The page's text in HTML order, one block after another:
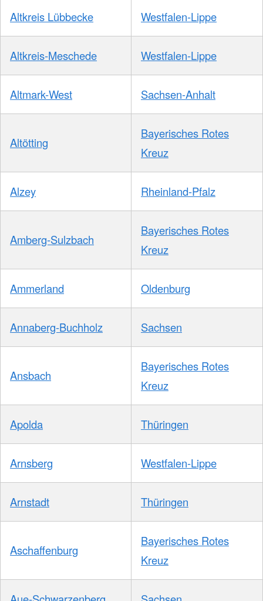
Altkreis Lübbecke Westfalen-Lippe
Altkreis-Meschede Westfalen-Lippe
Altmark-West Sachsen-Anhalt
Altötting
Bayerisches Rotes
Kreuz
Alzey Rheinland-Pfalz
Amberg-Sulzbach
Bayerisches Rotes
Kreuz
Ammerland Oldenburg
Annaberg-Buchholz Sachsen
Ansbach
Bayerisches Rotes
Kreuz
Apolda Thüringen
Arnsberg Westfalen-Lippe
Arnstadt Thüringen
Aschaffenburg
Bayerisches Rotes
Kreuz